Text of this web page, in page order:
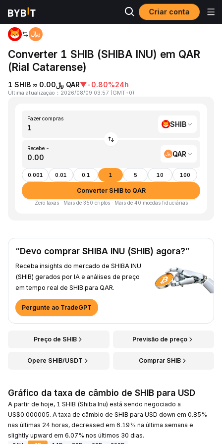
Criar conta
Página inicial
Converter 1 SHIB (SHIBA INU) em QAR
(Rial Catarense)
1 SHIB ≈ ﷼0.00 QAR▼-0.80%24h
Última atualização ： 2026/08/09 03:57 (GMT+0)
Fazer compras
SHIB
Recebe ~
QAR
0.001 0.01 0.1 1 5 10 100
Converter SHIB to QAR
Zero taxas · Mais de 350 criptos · Mais de 40 moedas fiduciárias
“Devo comprar SHIBA INU (SHIB) agora?”
Receba insights do mercado de SHIBA INU
(SHIB) gerados por IA e análises de preço
em tempo real de SHIB para QAR.
Pergunte ao TradeGPT
Preço de SHIB Previsão de preço
Opere SHIB/USDT Comprar SHIB
Gráfico da taxa de câmbio de SHIB para USD
A partir de hoje, 1 SHIB (Shiba Inu) está sendo negociado a
US$0.000005. A taxa de câmbio de SHIB para USD down em 0.85%
nas últimas 24 horas, decreased em 6.19% na última semana e
slightly upward em 6.07% nos últimos 30 dias.